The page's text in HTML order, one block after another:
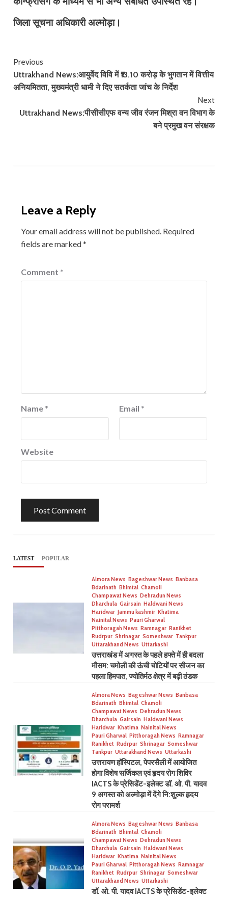
जिला सूचना अधिकारी अल्मोड़ा।
Continue
Reading
Previous
Uttrakhand News:आयुर्वेद विवि में ₹13.10 करोड़ के भुगतान में वित्तीय
अनियमितता, मुख्यमंत्री धामी ने दिए सतर्कता जांच के निर्देश
Next
Uttrakhand News:पीसीसीएफ वन्य जीव रंजन मिश्रा वन विभाग के
बने प्रमुख वन संरक्षक
Leave a Reply
Your email address will not be published. Required
fields are marked*
Comment *
Name * Email *
Website
LATEST POPULAR
Almora News Bageshwar News Banbasa
Bdarinath Bhimtal Chamoli
Champawat News Dehradun News
Dharchula Gairsain Haldwani News
Haridwar Jammu kashmir Khatima
Nainital News Pauri Gharwal
Pitthoragah News Ramnagar Ranikhet
Rudrpur Shrinagar Someshwar Tankpur
Uttarakhand News Uttarkashi
उत्तराखंड में अगस्त के पहले हफ्ते में ही बदला
मौसम: चमोली की ऊंची चोटियों पर सीजन का
पहला हिमपात, ज्योतिर्मठ क्षेत्र में बढ़ी ठंडक
Almora News Bageshwar News Banbasa
Bdarinath Bhimtal Chamoli
Champawat News Dehradun News
Dharchula Gairsain Haldwani News
Haridwar Khatima Nainital News
Pauri Gharwal Pitthoragah News Ramnagar
Ranikhet Rudrpur Shrinagar Someshwar
Tankpur Uttarakhand News Uttarkashi
उत्तरायण हॉस्पिटल, पेपरसैली में आयोजित
होगा विशेष सर्जिकल एवं हृदय रोग शिविर
IACTS के प्रेसिडेंट-इलेक्ट डॉ. ओ. पी. यादव
9 अगस्त को अल्मोड़ा में देंगे नि:शुल्क हृदय
रोग परामर्श
Almora News Bageshwar News Banbasa
Bdarinath Bhimtal Chamoli
Champawat News Dehradun News
Dharchula Gairsain Haldwani News
Haridwar Khatima Nainital News
Pauri Gharwal Pitthoragah News Ramnagar
Ranikhet Rudrpur Shrinagar Someshwar
Uttarakhand News Uttarkashi
डॉ. ओ. पी. यादव IACTS के प्रेसिडेंट-इलेक्ट